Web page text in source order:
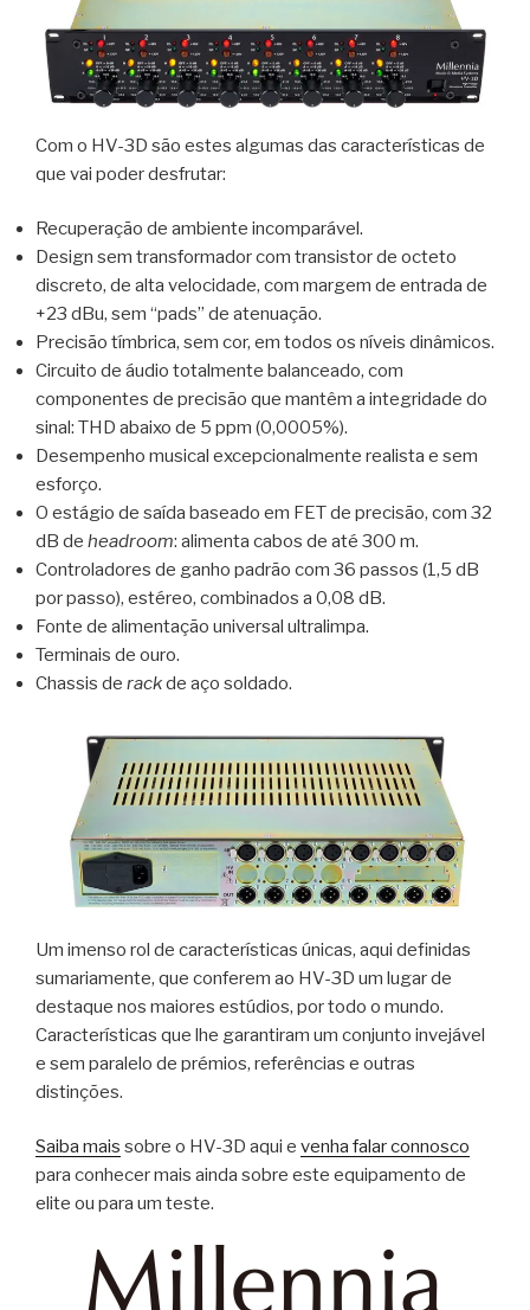
Com o HV-3D são estes algumas das características de
que vai poder desfrutar:
Recuperação de ambiente incomparável.
Design sem transformador com transistor de octeto
discreto, de alta velocidade, com margem de entrada de
+23 dBu, sem “pads” de atenuação.
Precisão tímbrica, sem cor, em todos os níveis dinâmicos.
Circuito de áudio totalmente balanceado, com
componentes de precisão que mantêm a integridade do
sinal: THD abaixo de 5 ppm (0,0005%).
Desempenho musical excepcionalmente realista e sem
esforço.
O estágio de saída baseado em FET de precisão, com 32
dB de headroom: alimenta cabos de até 300 m.
Controladores de ganho padrão com 36 passos (1,5 dB
por passo), estéreo, combinados a 0,08 dB.
Fonte de alimentação universal ultralimpa.
Terminais de ouro.
Chassis de rackde aço soldado.
Um imenso rol de características únicas, aqui definidas
sumariamente, que conferem ao HV-3D um lugar de
destaque nos maiores estúdios, por todo o mundo.
Características que lhe garantiram um conjunto invejável
e sem paralelo de prémios, referências e outras
distinções.
Saiba mais sobre o HV-3D aqui e venha falar connosco
para conhecer mais ainda sobre este equipamento de
elite ou para um teste.